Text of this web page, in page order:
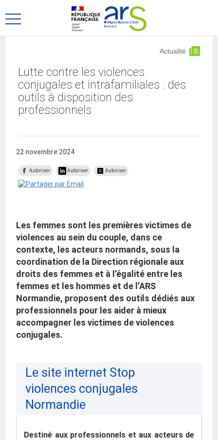
au
menu
au
contenu
Ouvrir
Lutte contre les violences
conjugales et intrafamiliales : des
outils à disposition des
professionnels
Actualité
22 novembre 2024
Autoriser Autoriser Autoriser
Les femmes sont les premières victimes de
violences au sein du couple, dans ce
contexte, les acteurs normands, sous la
coordination de la Direction régionale aux
droits des femmes et à l’égalité entre les
femmes et les hommes et de l’ARS
Normandie, proposent des outils dédiés aux
professionnels pour les aider à mieux
accompagner les victimes de violences
conjugales.
Le site internet Stop
violences conjugales
Normandie
Destiné aux professionnels et aux acteurs de